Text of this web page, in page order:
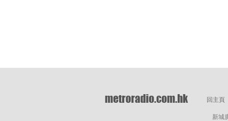
回主頁
新城